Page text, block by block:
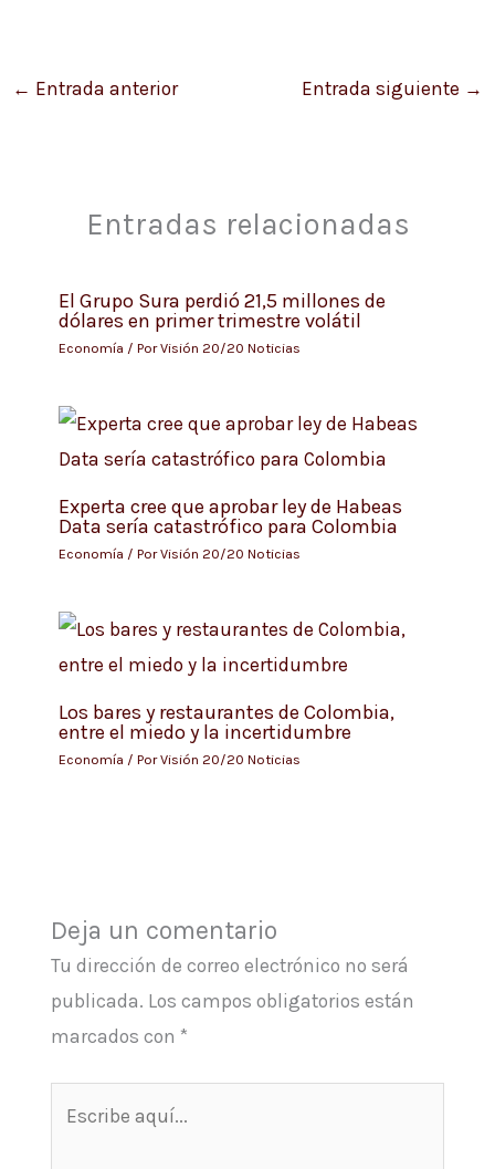
← Entrada anterior Entrada siguiente →
Entradas relacionadas
El Grupo Sura perdió 21,5 millones de
dólares en primer trimestre volátil
Economía / PorVisión 20/20 Noticias
Experta cree que aprobar ley de Habeas
Data sería catastrófico para Colombia
Economía / PorVisión 20/20 Noticias
Los bares y restaurantes de Colombia,
entre el miedo y la incertidumbre
Economía / PorVisión 20/20 Noticias
Deja un comentario
Tu dirección de correo electrónico no será
publicada. Los campos obligatorios están
marcados con *